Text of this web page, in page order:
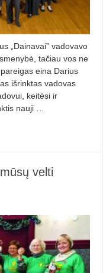
„Dai­na­vai” vadovavo
ta­čiau vos ne
eina Darius
išrinktas vadovas
keitėsi ir
nauji …
velti